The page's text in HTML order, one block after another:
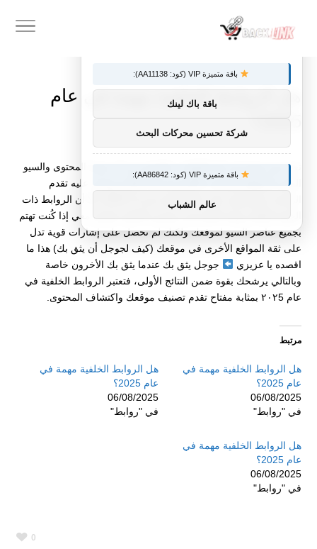
هل الروابط الخلفية مهمة في عام
2025؟
نعم، هي مهمة في كل الأوقات، فبالرغم من أن جودة المحتوى والسيو
التقني للمواقع والمتاجر الإلكترونية هام للغاية ويعتمد عليه تقدم
الزيارات والحصول على نتائج أفضل في الـ SERP، إلا أن الروابط ذات
الجودة العالية مهمة للغاية في تحسين النتائج، فتخيل معي إذا كُنت تهتم
بجميع عناصر السيو لموقعك ولكنك لم تحصل على إشارات قوية تدل
على ثقة المواقع الأخرى في موقعك (كيف لجوجل أن يثق بك) هذا ما
اقصده يا عزيزي
جوجل يثق بك عندما يثق بك الأخرون خاصة
وبالتالي يرشحك بقوة ضمن النتائج الأولى، فتعتبر الروابط الخلفية في
عام ٢٠٢5 بمثابة مفتاح تقدم تصنيف موقعك واكتشاف المحتوى.
مرتبط
هل الروابط الخلفية مهمة في
عام 2025؟
06/08/2025
في "روابط"
هل الروابط الخلفية مهمة في
عام 2025؟
06/08/2025
في "روابط"
هل الروابط الخلفية مهمة في
عام 2025؟
06/08/2025
في "روابط"
0
توصيات :
باقة متميزة VIP (كود: AA11138):
باقة باك لينك
شركة تحسين محركات البحث
باقة متميزة VIP (كود: AA86842):
عالم الشباب